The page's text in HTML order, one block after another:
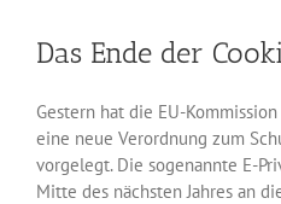
Das Ende der
Gestern hat die EU-
eine neue Verordnung zum
vorgelegt. Die sogenannte E-
Mitte des nächsten Jahres an